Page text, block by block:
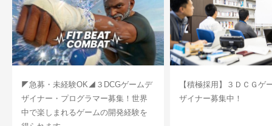
◤急募・未経験OK◢３DCGゲームデ
ザイナー・プログラマー募集！世界
中で楽しまれるゲームの開発経験を
【積極採用】３ＤＣＧゲ
ザイナー募集中！